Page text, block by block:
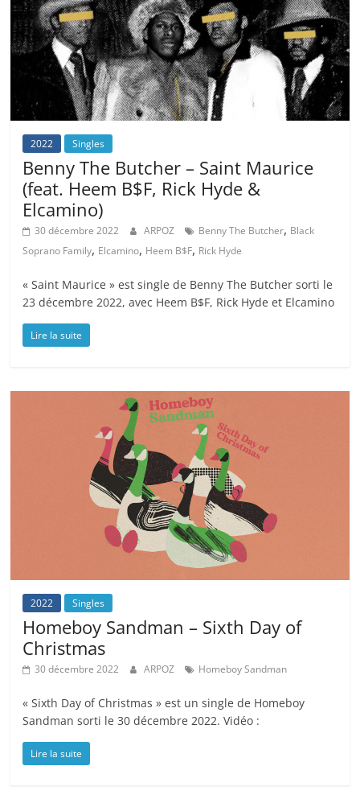
2022 Singles
Benny The Butcher – Saint Maurice
(feat. Heem B$F, Rick Hyde &
Elcamino)
30 décembre 2022 ARPOZ Benny The Butcher, Black
Soprano Family, Elcamino, Heem B$F, Rick Hyde
« Saint Maurice » est single de Benny The Butcher sorti le
23 décembre 2022, avec Heem B$F, Rick Hyde et Elcamino
Lire la suite
2022 Singles
Homeboy Sandman – Sixth Day of
Christmas
30 décembre 2022 ARPOZ Homeboy Sandman
« Sixth Day of Christmas » est un single de Homeboy
Sandman sorti le 30 décembre 2022. Vidéo :
Lire la suite